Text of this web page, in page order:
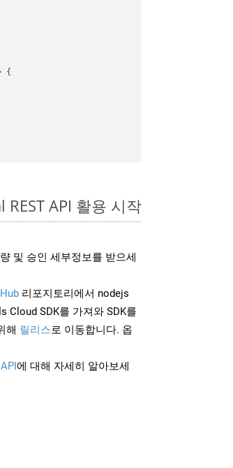
{
API 활용 시작
및 승인 세부정보를 받으세
리포지토리에서 nodejs
Cloud SDK를 가져와 SDK를
해 릴리스로 이동합니다. 옵
에 대해 자세히 알아보세